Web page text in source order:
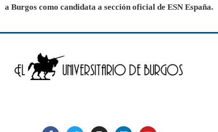
a Burgos como candidata a sección oficial de ESN España.